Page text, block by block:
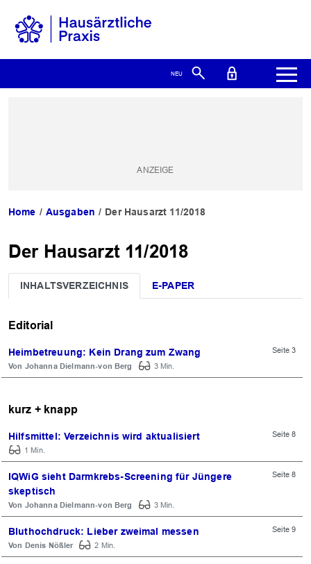
Home Ausgaben Der Hausarzt 11/2018
Der Hausarzt 11/2018
INHALTSVERZEICHNIS E-PAPER
Editorial
Heimbetreuung: Kein Drang zum Zwang Seite 3
Johanna Dielmann-von Berg 3 Min.
kurz + knapp
Hilfsmittel: Verzeichnis wird aktualisiert
Seite 8
1 Min.
IQWiG sieht Darmkrebs-Screening für Jüngere
skeptisch
Seite 8
Johanna Dielmann-von Berg 3 Min.
Bluthochdruck: Lieber zweimal messen Seite 9
Denis Nößler 2 Min.